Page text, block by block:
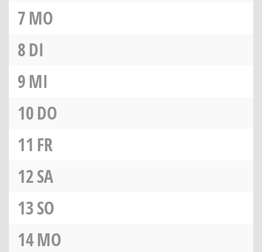
7MO
8DI
9MI
10DO
11 FR
12SA
13SO
14MO